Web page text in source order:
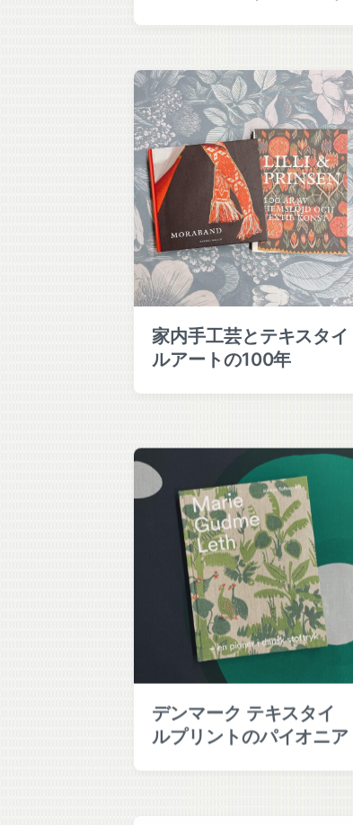
家内手工芸とテキスタイ
ルアートの100年
デンマーク テキスタイ
ルプリントのパイオニア